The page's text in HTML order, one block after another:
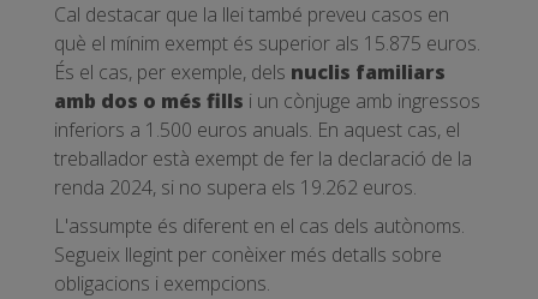
Cal destacar que la llei també preveu casos en
què el mínim exempt és superior als 15.875 euros.
És el cas, per exemple, dels nuclis familiars
amb dos o més fills i un cònjuge amb ingressos
inferiors a 1.500 euros anuals. En aquest cas, el
treballador està exempt de fer la declaració de la
renda 2024, si no supera els 19.262 euros.
L'assumpte és diferent en el cas dels autònoms.
Segueix llegint per conèixer més detalls sobre
obligacions i exempcions.